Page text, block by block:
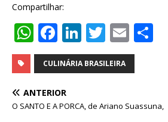
Compartilhar:
W
h
at
s
A
F
a
c
e
b
Li
n
k
dI
T
w
it
r
E
m
ai
CULINÁRIA BRASILEIRA
ANTERIOR
O SANTO E A PORCA, de Ariano Suassuna,